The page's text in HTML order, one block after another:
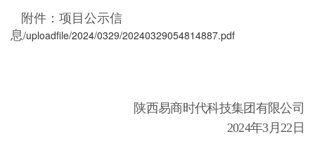
附件：项目公示信
息/uploadfile/2024/0329/20240329054814887.pdf
陕西易商时代科技集团有限公司
2024年3月22日